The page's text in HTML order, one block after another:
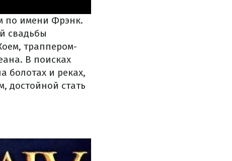
по имени Фрэнк.
свадьбы
траппером-
В поисках
болотах и реках,
достойной стать